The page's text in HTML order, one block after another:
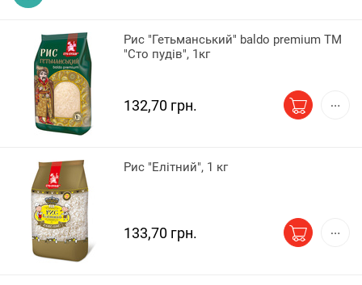
Рис "Гетьманський" baldo premium ТМ
"Сто пудів", 1кг
132,70 грн.
Рис "Елітний", 1 кг
133,70 грн.